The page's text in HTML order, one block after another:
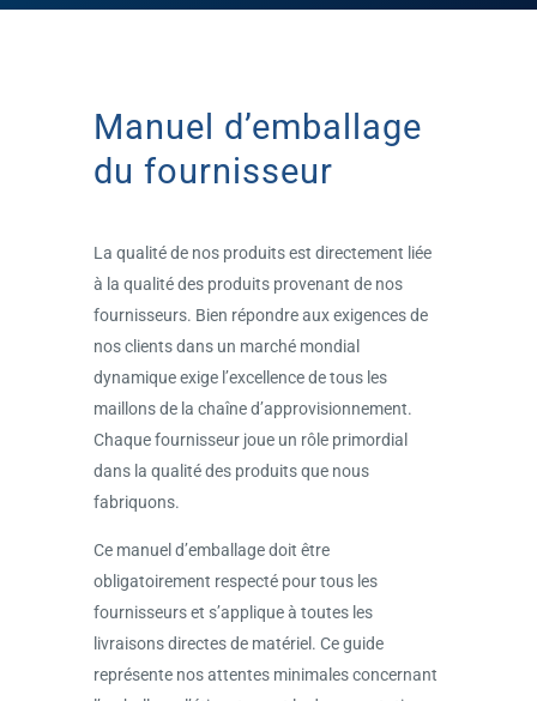
Manuel d’emballage
du fournisseur
La qualité de nos produits est directement liée
à la qualité des produits provenant de nos
fournisseurs. Bien répondre aux exigences de
nos clients dans un marché mondial
dynamique exige l’excellence de tous les
maillons de la chaîne d’approvisionnement.
Chaque fournisseur joue un rôle primordial
dans la qualité des produits que nous
fabriquons.
Ce manuel d’emballage doit être
obligatoirement respecté pour tous les
fournisseurs et s’applique à toutes les
livraisons directes de matériel. Ce guide
représente nos attentes minimales concernant